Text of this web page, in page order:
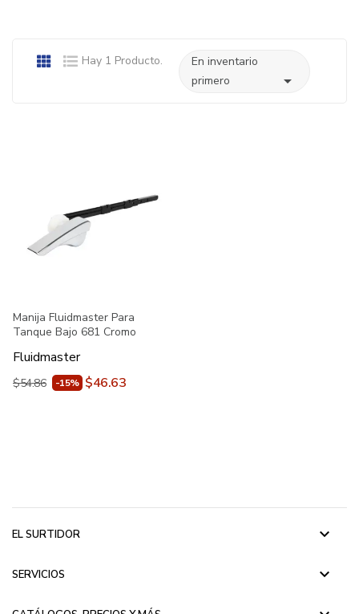
Hay 1 Producto.
En inventario
primero

Manija Fluidmaster Para
Tanque Bajo 681 Cromo
Fluidmaster
$54.86 -15% $46.63
EL SURTIDOR keyboard_arrow_down
SERVICIOS keyboard_arrow_down